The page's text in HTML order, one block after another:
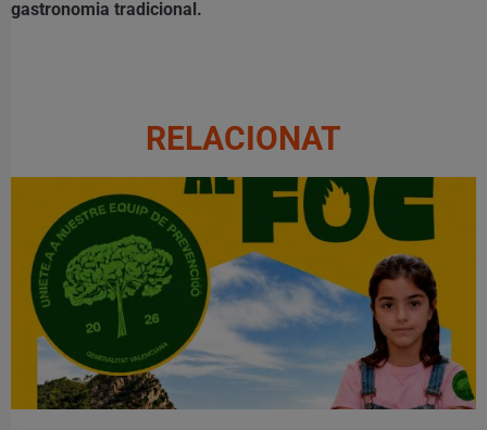
gastronomia tradicional.
RELACIONAT